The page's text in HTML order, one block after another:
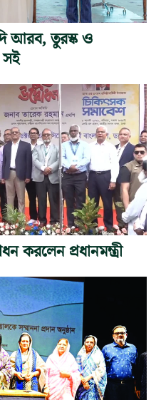
আরব, তুরস্ক ও
সই
করলেন প্রধানমন্ত্রী